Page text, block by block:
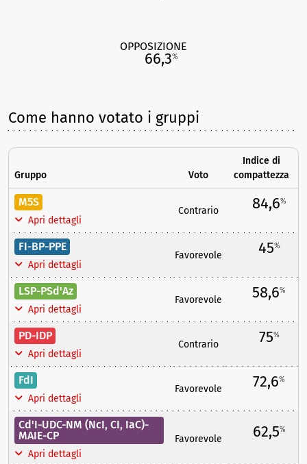
OPPOSIZIONE
66,3%
Come hanno votato i gruppi
Gruppo Voto
Indice di
compattezza
M5S
Apri dettagli
Contrario 84,6%
FI-BP-PPE
Apri dettagli
Favorevole 45%
LSP-PSd'Az
Apri dettagli
Favorevole 58,6%
PD-IDP
Apri dettagli
Contrario 75%
FdI
Apri dettagli
Favorevole 72,6%
Cd'I-UDC-NM (NcI, CI, IaC)-
MAIE-CP
Apri dettagli
Favorevole 62,5%